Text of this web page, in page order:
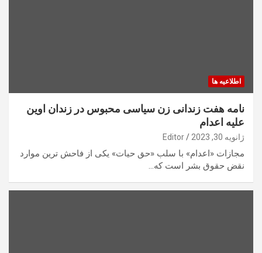
اطلاعیه ها
نامه هفت زندانی زن سیاسی محبوس در زندان اوین
علیه اعدام
ژانویه 30, 2023 Editor
مجازات «اعدام» با سلب «حق حیات» یکی از فاحش ترین موارد
نقض حقوق بشر است که…